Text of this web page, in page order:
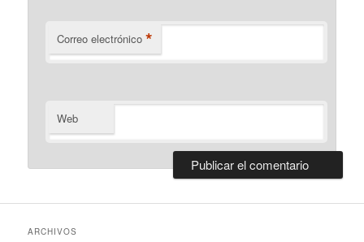
Correo electrónico *
Web
ARCHIVOS